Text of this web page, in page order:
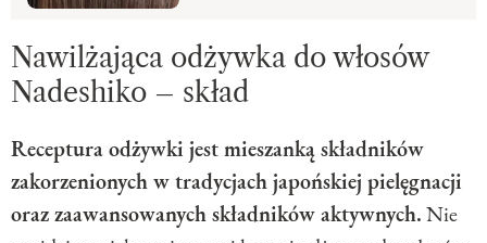
Nawilżająca odżywka do włosów
Nadeshiko – skład
Receptura odżywki jest mieszanką składników
zakorzenionych w tradycjach japońskiej pielęgnacji
oraz zaawansowanych składników aktywnych.Nie